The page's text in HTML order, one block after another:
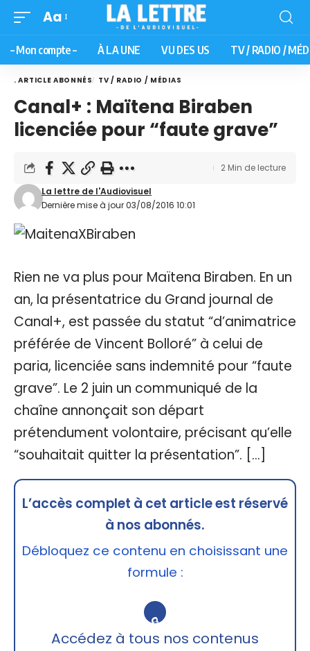
Aa
– Mon compte – À LA UNE VU DES US TV / RADIO /
. ARTICLE ABONNÉS TV / RADIO / MÉDIAS
Canal+ : Maïtena Biraben
licenciée pour “faute grave”
Dernière mise à jour 03/08/2016 10:01
La lettre de l'Audiovisuel
2 Min de lecture
Rien ne va plus pour Maïtena Biraben. En un
an, la présentatrice du Grand journal de
Canal+, est passée du statut “d’animatrice
préférée de Vincent Bolloré” à celui de
paria, licenciée sans indemnité pour “faute
grave”. Le 2 juin un communiqué de la
chaîne annonçait son départ
prétendument volontaire, précisant qu’elle
“souhaitait quitter la présentation”. […]
L’accès complet à cet article est réservé
à nos abonnés.
Débloquez ce contenu en choisissant une
formule :
🔒
Accédez à tous nos contenus